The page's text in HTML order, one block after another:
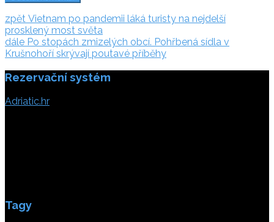
Navigace
pro
příspěvek
zpět zpět:
Vietnam po pandemii láká turisty na nejdelší
prosklený most světa
dále dále:
Po stopách zmizelých obcí. Pohřbená sídla v
Krušnohoří skrývají poutavé příběhy
Rezervační systém
Adriatic.hr
Tagy